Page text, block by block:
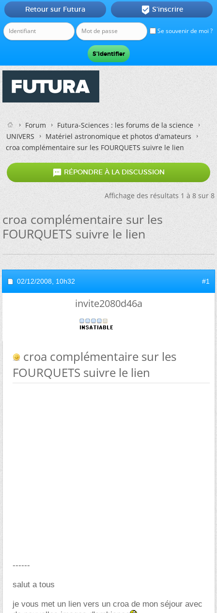
Se souvenir de moi ?
Retour sur Futura  S'inscrire
Forum
Futura-Sciences : les forums de la science
UNIVERS
Matériel astronomique et photos d'amateurs
croa complémentaire sur les FOURQUETS suivre le lien
 RÉPONDRE À LA DISCUSSION
Affichage des résultats 1 à 8 sur 8
croa complémentaire sur les
FOURQUETS suivre le lien
02/12/2008, 10h32 #1
invite2080d46a
croa complémentaire sur les
FOURQUETS suivre le lien
------
salut a tous
je vous met un lien vers un croa de mon séjour avec